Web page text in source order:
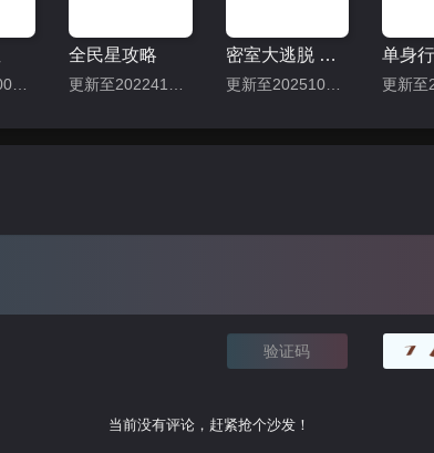
全民星攻略 密室大逃脱 第七季
更新至20251001期
单身
当前没有评论，赶紧抢个沙发！